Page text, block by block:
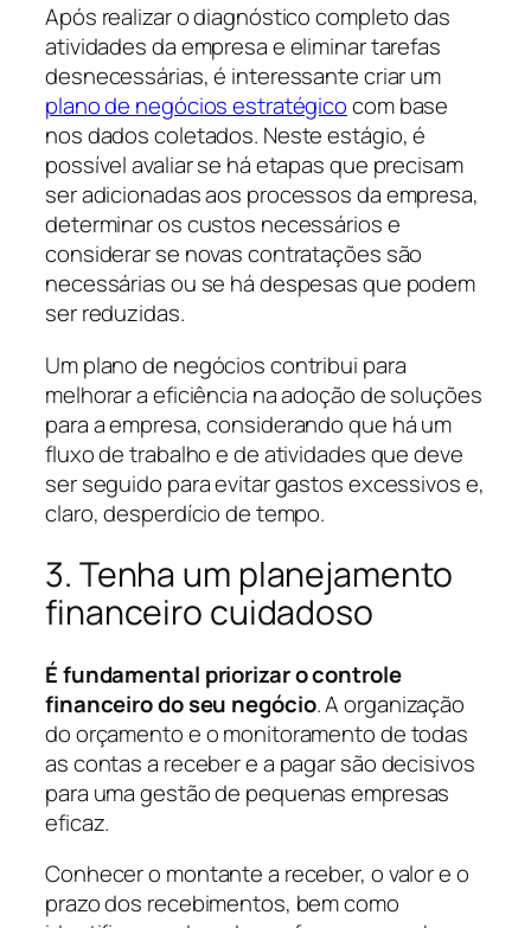
Após realizar o diagnóstico completo das
atividades da empresa e eliminar tarefas
desnecessárias, é interessante criar um
plano de negócios estratégicocom base
nos dados coletados. Neste estágio, é
possível avaliar se há etapas que precisam
ser adicionadas aos processos da empresa,
determinar os custos necessários e
considerar se novas contratações são
necessárias ou se há despesas que podem
ser reduzidas.
Um plano de negócios contribui para
melhorar a eficiência na adoção de soluções
para a empresa, considerando que há um
fluxo de trabalho e de atividades que deve
ser seguido para evitar gastos excessivos e,
claro, desperdício de tempo.
3. Tenha um planejamento
financeiro cuidadoso
É fundamental priorizar o controle
financeiro do seu negócio. A organização
do orçamento e o monitoramento de todas
as contas a receber e a pagar são decisivos
para uma gestão de pequenas empresas
eficaz.
Conhecer o montante a receber, o valor e o
prazo dos recebimentos, bem como